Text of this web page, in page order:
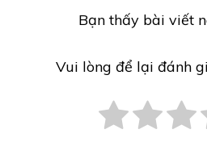
Bạn thấy bài viết
Vui lòng để lại đánh